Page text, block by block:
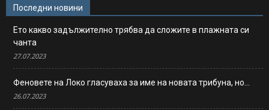
Последни новини
Ето какво задължително трябва да сложите в плажната си
чанта
27.07.2023
Феновете на Локо гласуваха за име на новата трибуна, но…
26.07.2023